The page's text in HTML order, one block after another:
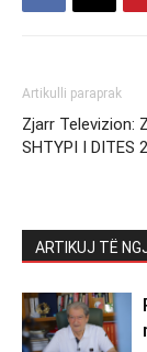
Artikulli paraprak
Zjarr Televizion:
SHTYPI I DITES
ARTIKUJ TË